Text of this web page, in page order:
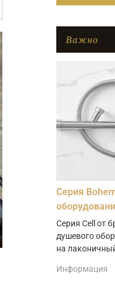
Важно
Серия
Серия Cell от
душевого
на
Информация